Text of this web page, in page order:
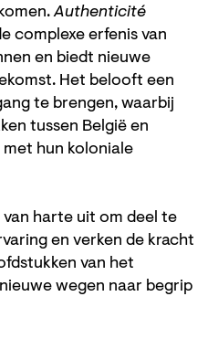
Authenticité
complexe erfenis van
en biedt nieuwe
Het belooft een
te brengen, waarbij
tussen België en
met hun koloniale
van harte uit om deel te
en verken de kracht
van het
wegen naar begrip